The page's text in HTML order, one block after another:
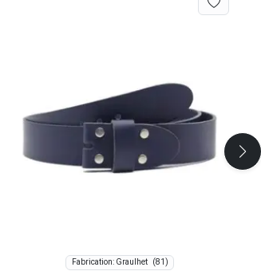
Fabrication: Graulhet (81)